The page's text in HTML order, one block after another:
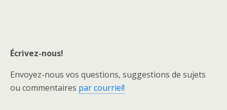
Écrivez-nous!
Envoyez-nous vos questions, suggestions de sujets
ou commentaires par courriel!